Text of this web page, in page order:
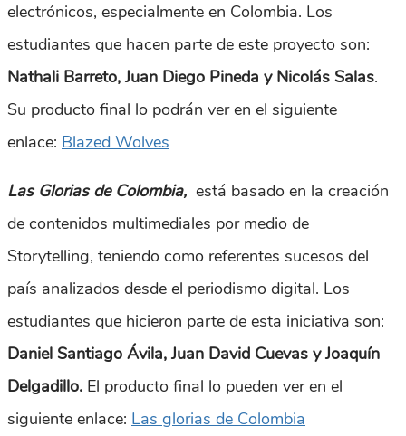
electrónicos, especialmente en Colombia. Los
estudiantes que hacen parte de este proyecto son:
Nathali Barreto, Juan Diego Pineda y Nicolás Salas.
Su producto final lo podrán ver en el siguiente
enlace: Blazed Wolves
Las Glorias de Colombia, está basado en la creación
de contenidos multimediales por medio de
Storytelling, teniendo como referentes sucesos del
país analizados desde el periodismo digital. Los
estudiantes que hicieron parte de esta iniciativa son:
Daniel Santiago Ávila, Juan David Cuevas y Joaquín
Delgadillo. El producto final lo pueden ver en el
siguiente enlace: Las glorias de Colombia